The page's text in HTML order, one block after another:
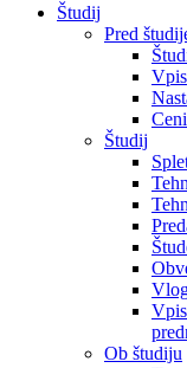
Študij
Pred
Vpis
Študij
Ob študiju